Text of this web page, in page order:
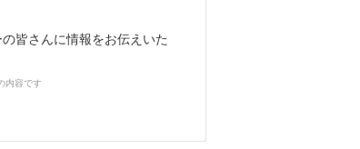
皆さんに情報をお伝えいた
内容です